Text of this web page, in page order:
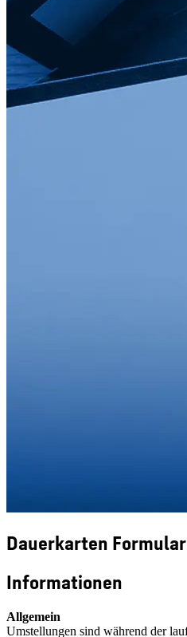
Dauerkarten
Informationen
Allgemein
Umstellungen sind während der